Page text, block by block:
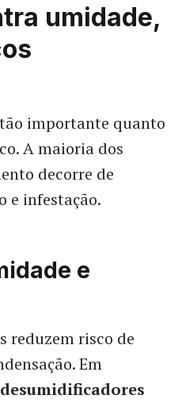
umidade,
importante quanto
A maioria dos
decorre de
e infestação.
e
reduzem risco de
Em
desumidificadores